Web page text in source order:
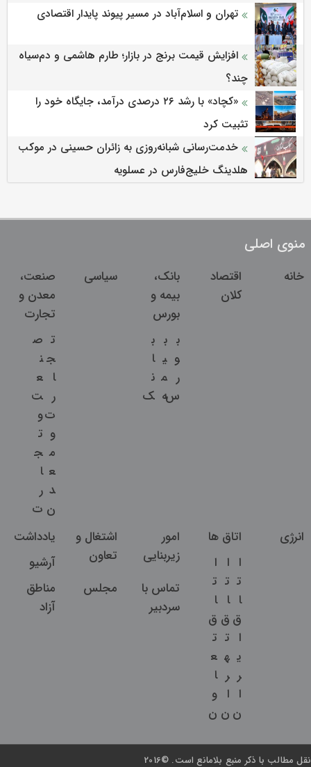
تهران و اسلام‌آباد در مسیر پیوند پایدار اقتصادی
افزایش قیمت برنج در بازار؛ طارم هاشمی و دم‌سیاه
چند؟
«کچاد» با رشد ۲۶ درصدی درآمد، جایگاه خود را
تثبیت کرد
خدمت‌رسانی شبانه‌روزی به زائران حسینی در موکب
هلدینگ خلیج‌فارس در عسلویه
منوی اصلی
خانه
اقتصاد
کلان
بانک،
بیمه و
بورس
ب
و
ر
س
ب
ی
م
ه
ب
ا
ن
ک
سیاسی
صنعت،
معدن و
تجارت
ت
ج
ا
ر
ت
و
م
ع
د
ن
ص
ن
ع
ت
و
ت
ج
ا
ر
ت
انرژی
اتاق ها
ا
ت
ا
ق
ا
ی
ر
ا
ن
ا
ت
ا
ق
ت
ه
ر
ا
ن
ا
ت
ا
ق
ت
ع
ا
و
ن
امور
زیربنایی
اشتغال و
تعاون
یادداشت
آرشیو
تماس با
سردبیر
مجلس
مناطق
آزاد
نقل مطالب با ذکر منبع بلامانع است. ©2016